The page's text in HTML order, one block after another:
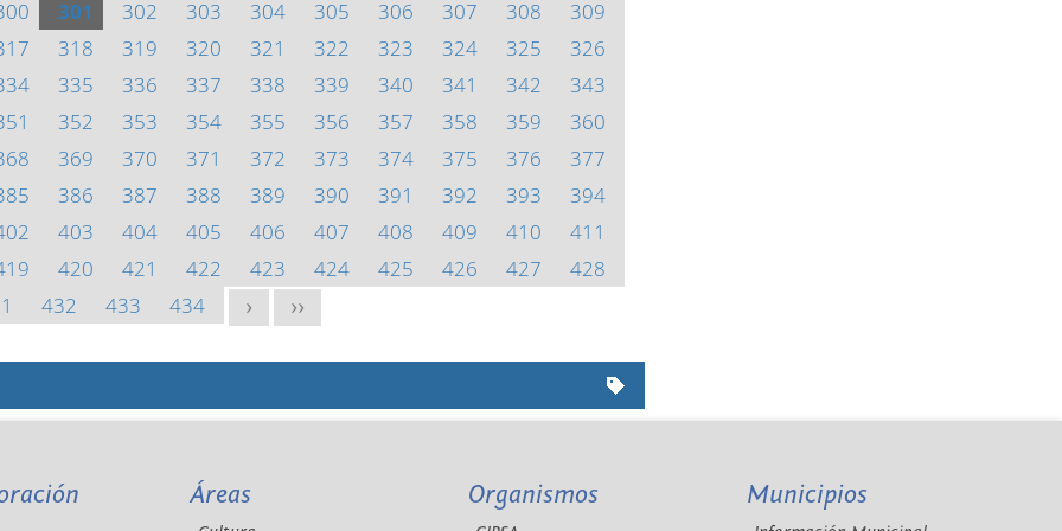
301 302 303 304 305 306 307 308
309
318 319 320 321 322 323 324 325
326
335 336 337 338 339 340 341 342
343
352 353 354 355 356 357 358 359
360
369 370 371 372 373 374 375 376
377
386 387 388 389 390 391 392 393
394
403 404 405 406 407 408 409 410
411
420 421 422 423 424 425 426 427
428
432 433 434 > >>
Áreas Organismos Municipios